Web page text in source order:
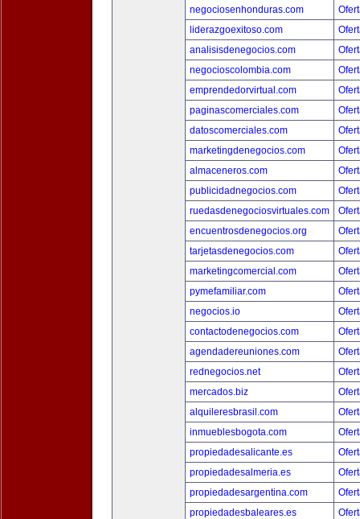
negociosenhonduras.com
liderazgoexitoso.com
analisisdenegocios.com
negocioscolombia.com
emprendedorvirtual.com
paginascomerciales.com
datoscomerciales.com
marketingdenegocios.com
almaceneros.com
publicidadnegocios.com
ruedasdenegociosvirtuales.com
encuentrosdenegocios.org
tarjetasdenegocios.com
marketingcomercial.com
pymefamiliar.com
negocios.io
contactodenegocios.com
agendadereuniones.com
rednegocios.net
mercados.biz
alquileresbrasil.com
inmueblesbogota.com
propiedadesalicante.es
propiedadesalmeria.es
propiedadesargentina.com
propiedadesbaleares.es